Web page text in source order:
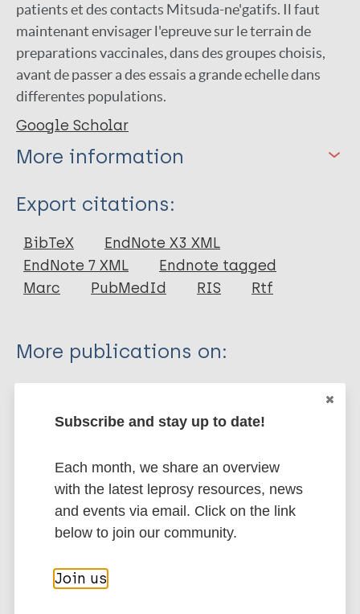
patients et des contacts Mitsuda-ne'gatifs. Il faut
maintenant envisager l'epreuve sur le terrain de
preparations vaccinales, dans des groupes choisis,
avant de passer a des essais a grande echelle dans
differentes populations.
Google Scholar
More information
Type
Journal Article
Author
Sansarricq H
Export citations:
BibTeX
EndNote X3 XML
EndNote 7 XML
Endnote tagged
Marc
PubMedId RIS Rtf
More publications on:
Share this page:
Subscribe and stay up to date!
Each month, we share an overview
with the latest leprosy resources, news
and events via email. Click on the link
below to join our community.
Join us